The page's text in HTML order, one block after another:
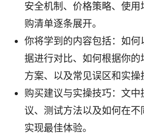
安全机制、价格策略、使
购清单逐条展开。
你将学到的内容包括：如何
据进行对比、如何根据你的
方案、以及常见误区和实操
购买建议与实操技巧：文中
议、测试方法以及如何在不
实现最佳体验。